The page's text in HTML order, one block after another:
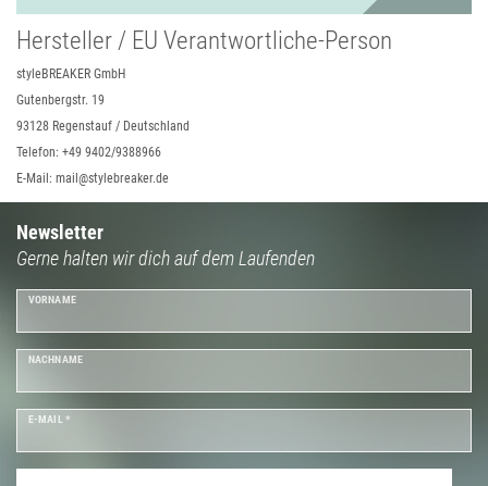
Hersteller / EU Verantwortliche-Person
styleBREAKER GmbH
Gutenbergstr. 19
93128 Regenstauf / Deutschland
Telefon: +49 9402/9388966
E-Mail: mail@stylebreaker.de
Newsletter
Gerne halten wir dich auf dem Laufenden
VORNAME
NACHNAME
E-MAIL *